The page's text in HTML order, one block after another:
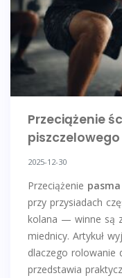
Przeciążenie
2025-12-30
Przeciążenie
przy przysiadach
kolana — winne są
miednicy. Artykuł
dlaczego rolowanie
przedstawia